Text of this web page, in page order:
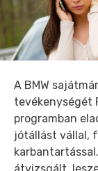
A BMW
tevékenységét
programban
jótállást vállal,